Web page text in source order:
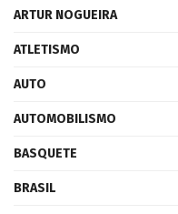
ARTUR NOGUEIRA
ATLETISMO
AUTO
AUTOMOBILISMO
BASQUETE
BRASIL